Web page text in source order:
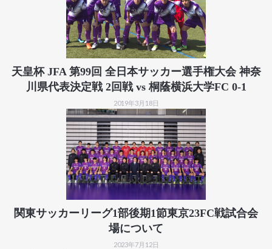
天皇杯 JFA 第99回 全日本サッカー選手権大会 神奈
川県代表決定戦 2回戦 vs 桐蔭横浜大学FC 0-1
2019年3月18日
関東サッカーリーグ1部後期1節東京23FC戦試合会
場について
2023年7月12日